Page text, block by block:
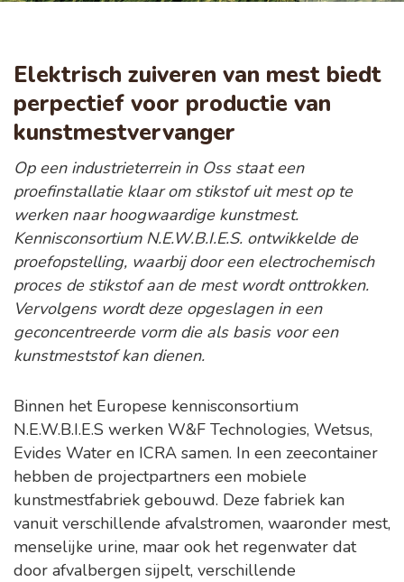
Elektrisch zuiveren van mest biedt
perpectief voor productie van
kunstmestvervanger
Op een industrieterrein in Oss staat een
proefinstallatie klaar om stikstof uit mest op te
werken naar hoogwaardige kunstmest.
Kennisconsortium N.E.W.B.I.E.S. ontwikkelde de
proefopstelling, waarbij door een electrochemisch
proces de stikstof aan de mest wordt onttrokken.
Vervolgens wordt deze opgeslagen in een
geconcentreerde vorm die als basis voor een
kunstmeststof kan dienen.
Binnen het Europese kennisconsortium
N.E.W.B.I.E.S werken W&F Technologies, Wetsus,
Evides Water en ICRA samen. In een zeecontainer
hebben de projectpartners een mobiele
kunstmestfabriek gebouwd. Deze fabriek kan
vanuit verschillende afvalstromen, waaronder mest,
menselijke urine, maar ook het regenwater dat
door afvalbergen sijpelt, verschillende